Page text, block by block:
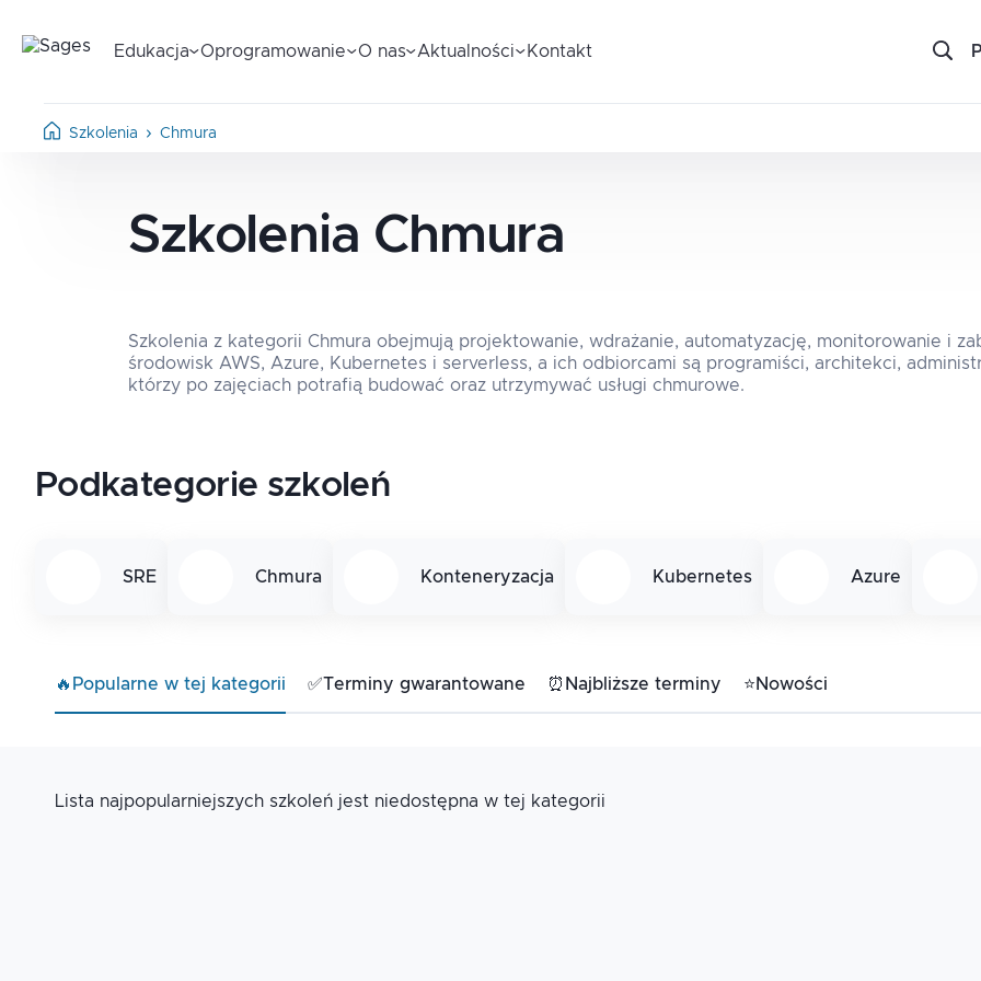
Edukacja Oprogramowanie O nas Aktualności Kontakt
Szkolenia Chmura
Szkolenia Chmura
Szkolenia z kategorii Chmura obejmują projektowanie, wdrażanie, automatyzację, monitorowanie i
środowisk AWS, Azure, Kubernetes i serverless, a ich odbiorcami są programiści, architekci,
którzy po zajęciach potrafią budować oraz utrzymywać usługi chmurowe.
Podkategorie szkoleń
SRE Chmura Konteneryzacja Kubernetes Azure
🔥 Popularne w tej kategorii ✅Terminy gwarantowane ⏰ Najbliższe terminy ⭐ Nowości
Lista najpopularniejszych szkoleń jest niedostępna w tej kategorii